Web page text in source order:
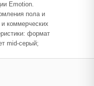
Emotion.
пола и
коммерческих
формат
mid-серый;